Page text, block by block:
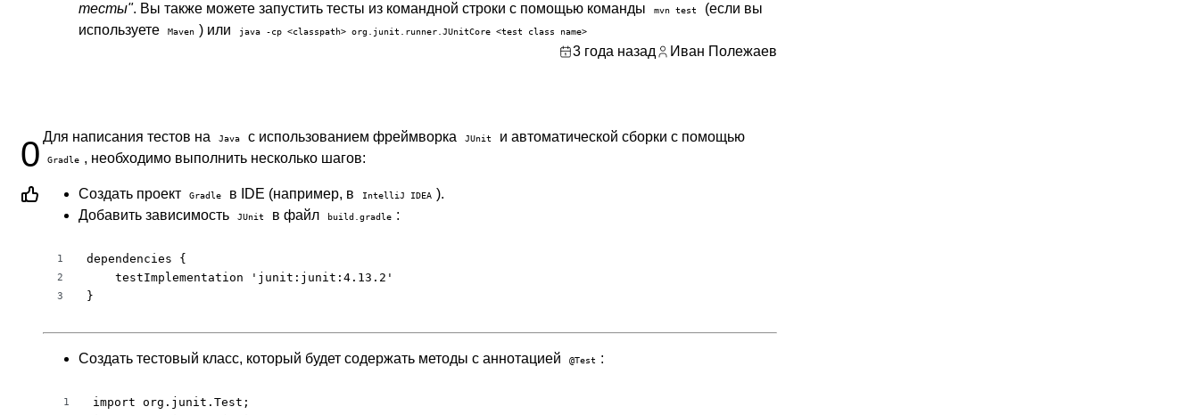
тесты". Вы также можете запустить тесты из командной строки с помощью команды mvn test
(если вы
используете
Maven ) или java -cp <classpath> org.junit.runner.JUnitCore <test class name>
3 года назад Иван Полежаев
0 Для написания тестов на Java с использованием фреймворка JUnit и автоматической сборки с помощью
Gradle , необходимо выполнить несколько шагов:
Создать проект Gradle в IDE (например, в IntelliJ IDEA ).
Добавить зависимость
JUnit в файл build.gradle :
1
2
3
dependencies {
    testImplementation 'junit:junit:4.13.2'
}
Создать тестовый класс, который будет содержать методы с аннотацией @Test :
1
import org.junit.Test;